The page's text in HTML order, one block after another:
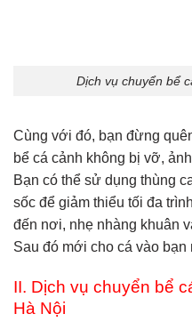
Dịch vụ chuyển bể
Cùng với đó, bạn đừng
bể cá cảnh không bị vỡ,
Bạn có thể sử dụng thùng
sốc để giảm thiểu tối đa
đến nơi, nhẹ nhàng khuân
Sau đó mới cho cá vào bạn
II. Dịch vụ chuyển bể
Hà Nội